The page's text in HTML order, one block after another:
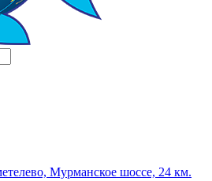
Мурманское шоссе, 24 км.